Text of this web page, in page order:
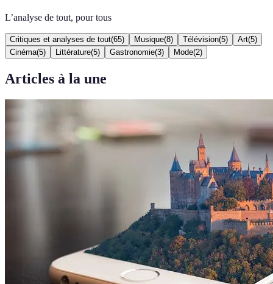
L’analyse de tout, pour tous
Critiques et analyses de tout(65) Musique(8) Télévision(5) Art(5)
Cinéma(5) Littérature(5) Gastronomie(3) Mode(2)
Articles à la une